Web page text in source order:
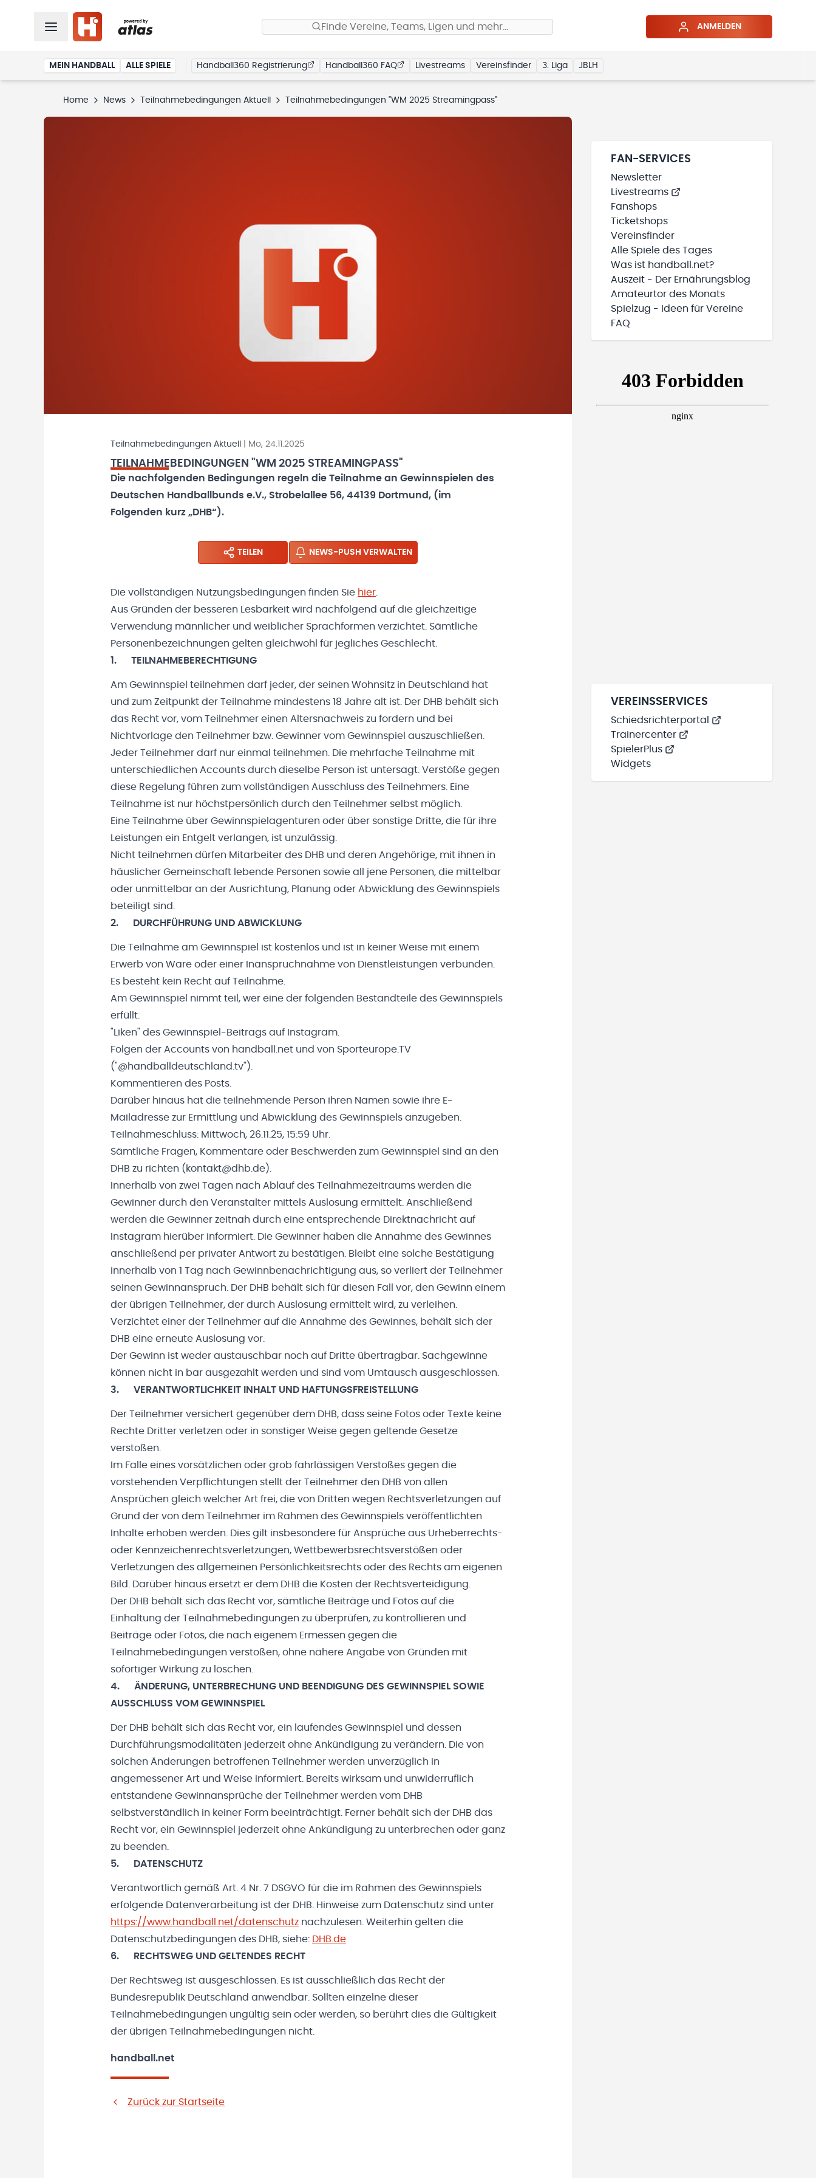
Finde Vereine, Teams, Ligen und mehr… ANMELDEN
MEIN HANDBALL ALLE SPIELE Handball360 Registrierung Handball360 FAQ Livestreams Vereinsfinder 3. Liga JBLH
Home News Teilnahmebedingungen Aktuell Teilnahmebedingungen "WM 2025 Streamingpass"
Teilnahmebedingungen Aktuell Mo, 24.11.2025
TEILNAHMEBEDINGUNGEN "WM 2025 STREAMINGPASS"
Die nachfolgenden Bedingungen regeln die Teilnahme an Gewinnspielen des
Deutschen Handballbunds e.V., Strobelallee 56, 44139 Dortmund, (im
Folgenden kurz „DHB“).
TEILEN NEWS-PUSH VERWALTEN
Die vollständigen Nutzungsbedingungen finden Sie hier.
Aus Gründen der besseren Lesbarkeit wird nachfolgend auf die gleichzeitige
Verwendung männlicher und weiblicher Sprachformen verzichtet. Sämtliche
Personenbezeichnungen gelten gleichwohl für jegliches Geschlecht.
1. TEILNAHMEBERECHTIGUNG
Am Gewinnspiel teilnehmen darf jeder, der seinen Wohnsitz in Deutschland hat
und zum Zeitpunkt der Teilnahme mindestens 18 Jahre alt ist. Der DHB behält sich
das Recht vor, vom Teilnehmer einen Altersnachweis zu fordern und bei
Nichtvorlage den Teilnehmer bzw. Gewinner vom Gewinnspiel auszuschließen.
Jeder Teilnehmer darf nur einmal teilnehmen. Die mehrfache Teilnahme mit
unterschiedlichen Accounts durch dieselbe Person ist untersagt. Verstöße gegen
diese Regelung führen zum vollständigen Ausschluss des Teilnehmers. Eine
Teilnahme ist nur höchstpersönlich durch den Teilnehmer selbst möglich.
Eine Teilnahme über Gewinnspielagenturen oder über sonstige Dritte, die für ihre
Leistungen ein Entgelt verlangen, ist unzulässig.
Nicht teilnehmen dürfen Mitarbeiter des DHB und deren Angehörige, mit ihnen in
häuslicher Gemeinschaft lebende Personen sowie all jene Personen, die mittelbar
oder unmittelbar an der Ausrichtung, Planung oder Abwicklung des Gewinnspiels
beteiligt sind.
2. DURCHFÜHRUNG UND ABWICKLUNG
Die Teilnahme am Gewinnspiel ist kostenlos und ist in keiner Weise mit einem
Erwerb von Ware oder einer Inanspruchnahme von Dienstleistungen verbunden.
Es besteht kein Recht auf Teilnahme.
Am Gewinnspiel nimmt teil, wer eine der folgenden Bestandteile des Gewinnspiels
erfüllt:
"Liken" des Gewinnspiel-Beitrags auf Instagram.
Folgen der Accounts von handball.net und von Sporteurope.TV
("@handballdeutschland.tv").
Kommentieren des Posts.
Darüber hinaus hat die teilnehmende Person ihren Namen sowie ihre E-
Mailadresse zur Ermittlung und Abwicklung des Gewinnspiels anzugeben.
Teilnahmeschluss: Mittwoch, 26.11.25, 15:59 Uhr.
Sämtliche Fragen, Kommentare oder Beschwerden zum Gewinnspiel sind an den
DHB zu richten (kontakt@dhb.de).
Innerhalb von zwei Tagen nach Ablauf des Teilnahmezeitraums werden die
Gewinner durch den Veranstalter mittels Auslosung ermittelt. Anschließend
werden die Gewinner zeitnah durch eine entsprechende Direktnachricht auf
Instagram hierüber informiert. Die Gewinner haben die Annahme des Gewinnes
anschließend per privater Antwort zu bestätigen. Bleibt eine solche Bestätigung
innerhalb von 1 Tag nach Gewinnbenachrichtigung aus, so verliert der Teilnehmer
seinen Gewinnanspruch. Der DHB behält sich für diesen Fall vor, den Gewinn einem
der übrigen Teilnehmer, der durch Auslosung ermittelt wird, zu verleihen.
Verzichtet einer der Teilnehmer auf die Annahme des Gewinnes, behält sich der
DHB eine erneute Auslosung vor.
Der Gewinn ist weder austauschbar noch auf Dritte übertragbar. Sachgewinne
können nicht in bar ausgezahlt werden und sind vom Umtausch ausgeschlossen.
3. VERANTWORTLICHKEIT INHALT UND HAFTUNGSFREISTELLUNG
Der Teilnehmer versichert gegenüber dem DHB, dass seine Fotos oder Texte keine
Rechte Dritter verletzen oder in sonstiger Weise gegen geltende Gesetze
verstoßen.
Im Falle eines vorsätzlichen oder grob fahrlässigen Verstoßes gegen die
vorstehenden Verpflichtungen stellt der Teilnehmer den DHB von allen
Ansprüchen gleich welcher Art frei, die von Dritten wegen Rechtsverletzungen auf
Grund der von dem Teilnehmer im Rahmen des Gewinnspiels veröffentlichten
Inhalte erhoben werden. Dies gilt insbesondere für Ansprüche aus Urheberrechts-
oder Kennzeichenrechtsverletzungen, Wettbewerbsrechtsverstößen oder
Verletzungen des allgemeinen Persönlichkeitsrechts oder des Rechts am eigenen
Bild. Darüber hinaus ersetzt er dem DHB die Kosten der Rechtsverteidigung.
Der DHB behält sich das Recht vor, sämtliche Beiträge und Fotos auf die
Einhaltung der Teilnahmebedingungen zu überprüfen, zu kontrollieren und
Beiträge oder Fotos, die nach eigenem Ermessen gegen die
Teilnahmebedingungen verstoßen, ohne nähere Angabe von Gründen mit
sofortiger Wirkung zu löschen.
4. ÄNDERUNG, UNTERBRECHUNG UND BEENDIGUNG DES GEWINNSPIEL SOWIE
AUSSCHLUSS VOM GEWINNSPIEL
Der DHB behält sich das Recht vor, ein laufendes Gewinnspiel und dessen
Durchführungsmodalitäten jederzeit ohne Ankündigung zu verändern. Die von
solchen Änderungen betroffenen Teilnehmer werden unverzüglich in
angemessener Art und Weise informiert. Bereits wirksam und unwiderruflich
entstandene Gewinnansprüche der Teilnehmer werden vom DHB
selbstverständlich in keiner Form beeinträchtigt. Ferner behält sich der DHB das
Recht vor, ein Gewinnspiel jederzeit ohne Ankündigung zu unterbrechen oder ganz
zu beenden.
5. DATENSCHUTZ
Verantwortlich gemäß Art. 4 Nr. 7 DSGVO für die im Rahmen des Gewinnspiels
erfolgende Datenverarbeitung ist der DHB. Hinweise zum Datenschutz sind unter
https://www.handball.net/datenschutz nachzulesen. Weiterhin gelten die
Datenschutzbedingungen des DHB, siehe: DHB.de
6. RECHTSWEG UND GELTENDES RECHT
Der Rechtsweg ist ausgeschlossen. Es ist ausschließlich das Recht der
Bundesrepublik Deutschland anwendbar. Sollten einzelne dieser
Teilnahmebedingungen ungültig sein oder werden, so berührt dies die Gültigkeit
der übrigen Teilnahmebedingungen nicht.
handball.net
Zurück zur Startseite
FAN-SERVICES
Newsletter
Livestreams
Fanshops
Ticketshops
Vereinsfinder
Alle Spiele des Tages
Was ist handball.net?
Auszeit - Der Ernährungsblog
Amateurtor des Monats
Spielzug - Ideen für Vereine
FAQ
VEREINSSERVICES
Schiedsrichterportal
Trainercenter
SpielerPlus
Widgets